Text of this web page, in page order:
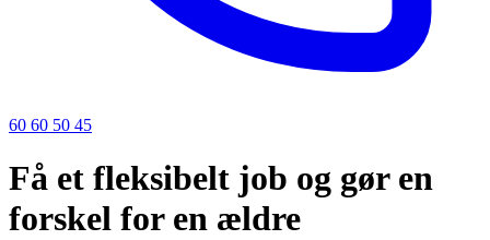
60 60 50 45
Få et fleksibelt job og gør en
forskel for en ældre